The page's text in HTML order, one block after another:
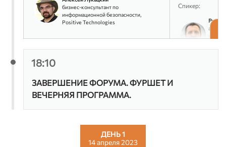
бизнес-консультант по
информационной безопасности,
Positive Technologies
Спикер:
18:10
ЗАВЕРШЕНИЕ ФОРУМА. ФУРШЕТ И
ВЕЧЕРНЯЯ ПРОГРАММА.
ДЕНЬ 1
14 апреля 2023